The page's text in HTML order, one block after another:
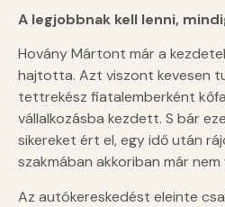
A legjobbnak kell lenni,
Hovány Mártont már a
hajtotta. Azt viszont kevesen
tettrekész fiatalemberként
vállalkozásba kezdett. S bár
sikereket ért el, egy idő után
szakmában akkoriban már
Az autókereskedést eleinte